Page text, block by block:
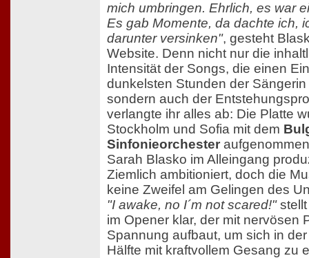
mich umbringen. Ehrlich, es war
Es gab Momente, da dachte ich,
darunter versinken", gesteht
Website. Denn nicht nur die
Intensität der Songs, die einen
dunkelsten Stunden der
sondern auch der
verlangte ihr alles ab: Die Platte
Stockholm und Sofia mit dem
Sinfonieorchester
Sarah Blasko im Alleingang
Ziemlich ambitioniert, doch die
keine Zweifel am Gelingen des
"I awake, no I´m not scared!"stellt
im Opener klar, der mit nervösen
Spannung aufbaut, um sich in
Hälfte mit kraftvollem Gesang zu